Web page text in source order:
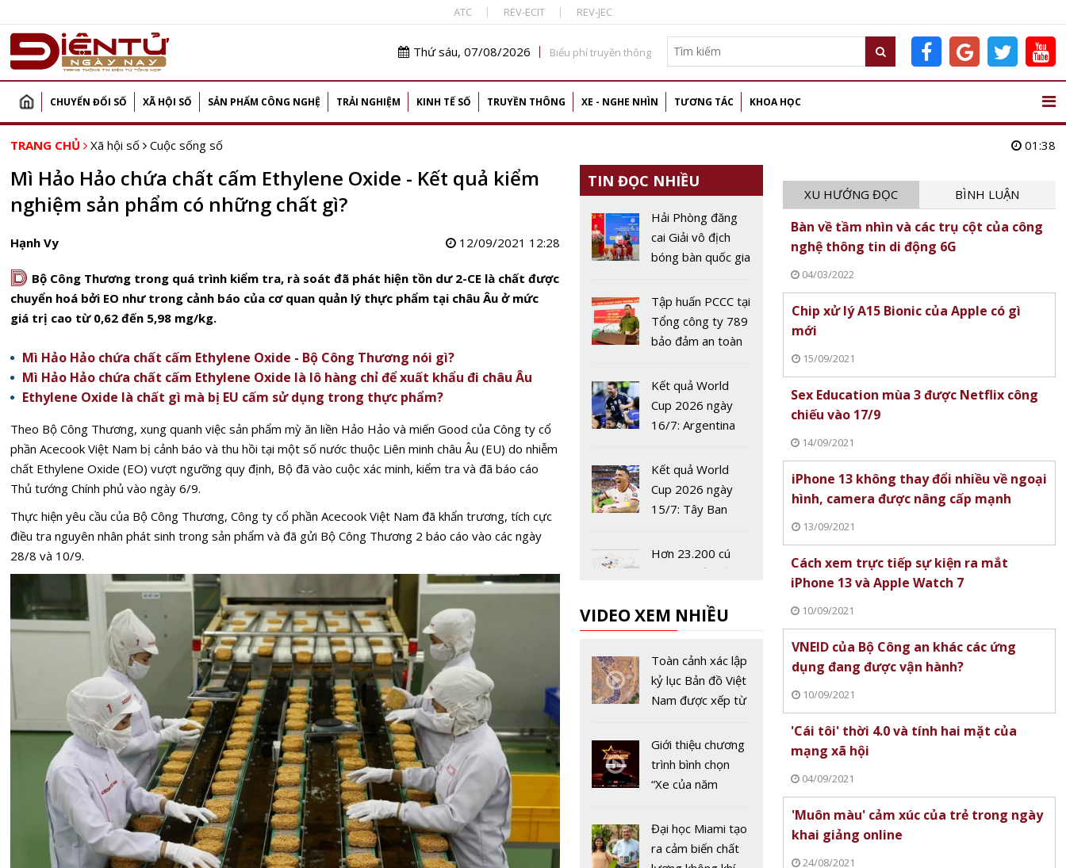
ATC REV-ECIT REV-JEC
Thứ sáu, 07/08/2026 Biểu phí truyền thông
CHUYỂN ĐỔI SỐ XÃ HỘI SỐ SẢN PHẨM CÔNG NGHỆ TRẢI NGHIỆM KINH TẾ SỐ TRUYỀN THÔNG XE - NGHE NHÌN TƯƠNG TÁC KHOA HỌC
TRANG CHỦ Xã hội số Cuộc sống số 01:38
Mì Hảo Hảo chứa chất cấm Ethylene Oxide - Kết quả kiểm
nghiệm sản phẩm có những chất gì?
Hạnh Vy 12/09/2021 12:28
D Bộ Công Thương trong quá trình kiểm tra, rà soát đã phát hiện tồn dư 2-CE là chất được
chuyển hoá bởi EO như trong cảnh báo của cơ quan quản lý thực phẩm tại châu Âu ở mức
giá trị cao từ 0,62 đến 5,98 mg/kg.
Mì Hảo Hảo chứa chất cấm Ethylene Oxide - Bộ Công Thương nói gì?
Mì Hảo Hảo chứa chất cấm Ethylene Oxide là lô hàng chỉ để xuất khẩu đi châu Âu
Ethylene Oxide là chất gì mà bị EU cấm sử dụng trong thực phẩm?
Theo Bộ Công Thương, xung quanh việc sản phẩm mỳ ăn liền Hảo Hảo và miến Good của Công ty cổ
phần Acecook Việt Nam bị cảnh báo và thu hồi tại một số nước thuộc Liên minh châu Âu (EU) do nhiễm
chất Ethylene Oxide (EO) vượt ngưỡng quy định, Bộ đã vào cuộc xác minh, kiểm tra và đã báo cáo
Thủ tướng Chính phủ vào ngày 6/9.
Thực hiện yêu cầu của Bộ Công Thương, Công ty cổ phần Acecook Việt Nam đã khẩn trương, tích cực
điều tra nguyên nhân phát sinh trong sản phẩm và đã gửi Bộ Công Thương 2 báo cáo vào các ngày
28/8 và 10/9.
TIN ĐỌC NHIỀU
Hải Phòng đăng
cai Giải vô địch
bóng bàn quốc gia
thứ 44
Tập huấn PCCC tại
Tổng công ty 789
bảo đảm an toàn
phòng
Kết quả World
Cup 2026 ngày
16/7: Argentina
Kết quả World
Cup 2026 ngày
15/7: Tây Ban
World Cup sau 16
Hơn 23.200 cú
sét đánh ở miền
châu Á-Thái Bình
Dương và Nhật
Bản có Chủ tịch
tính hai mặt của
mạng xã hội
VIDEO XEM NHIỀU
Toàn cảnh xác lập
kỷ lục Bản đồ Việt
Nam được xếp từ
năm 2022
Giới thiệu chương
trình bình chọn
“Xe của năm
Đại học Miami tạo
ra cảm biến chất
XU HƯỚNG ĐỌC BÌNH LUẬN
Bàn về tầm nhìn và các trụ cột của công
nghệ thông tin di động 6G
04/03/2022
Chip xử lý A15 Bionic của Apple có gì
mới
15/09/2021
Sex Education mùa 3 được Netflix công
chiếu vào 17/9
14/09/2021
iPhone 13 không thay đổi nhiều về ngoại
hình, camera được nâng cấp mạnh
13/09/2021
Cách xem trực tiếp sự kiện ra mắt
iPhone 13 và Apple Watch 7
10/09/2021
VNEID của Bộ Công an khác các ứng
dụng đang được vận hành?
10/09/2021
'Cái tôi' thời 4.0 và tính hai mặt của
mạng xã hội
04/09/2021
'Muôn màu' cảm xúc của trẻ trong ngày
khai giảng online
24/08/2021